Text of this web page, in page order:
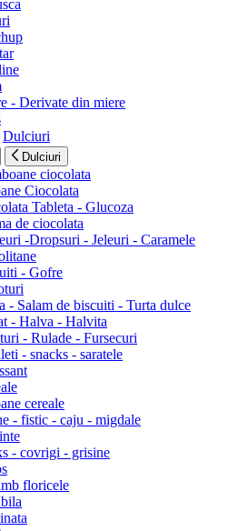
- Derivate din miere
Dulciuri
Dulciuri
ciocolata
Ciocolata
Tableta - Glucoza
de ciocolata
-Dropsuri - Jeleuri - Caramele
- Gofre
- Salam de biscuiti - Turta dulce
- Halva - Halvita
- Rulade - Fursecuri
- snacks - saratele
cereale
- fistic - caju - migdale
- covrigi - grisine
floricele